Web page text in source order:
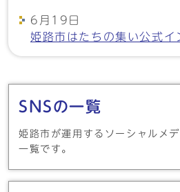
6月19日
姫路市はたちの集い公式イ
メインメニュー
SNSの一覧
姫路市が運用するソーシャルメ
一覧です。